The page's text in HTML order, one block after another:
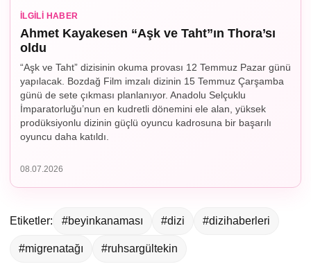
İLGILI HABER
Ahmet Kayakesen “Aşk ve Taht”ın Thora’sı
oldu
“Aşk ve Taht” dizisinin okuma provası 12 Temmuz Pazar günü
yapılacak. Bozdağ Film imzalı dizinin 15 Temmuz Çarşamba
günü de sete çıkması planlanıyor. Anadolu Selçuklu
İmparatorluğu’nun en kudretli dönemini ele alan, yüksek
prodüksiyonlu dizinin güçlü oyuncu kadrosuna bir başarılı
oyuncu daha katıldı.
08.07.2026
Etiketler: #beyinkanaması #dizi #dizihaberleri
#migrenatağı #ruhsargültekin